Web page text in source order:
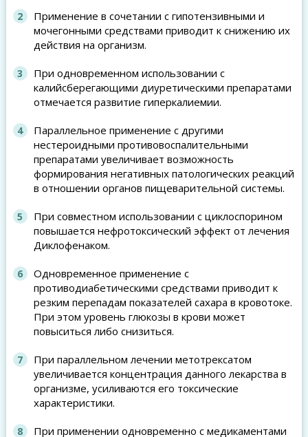
Применение в сочетании с гипотензивными и
мочегонными средствами приводит к снижению их
действия на организм.
При одновременном использовании с
калийсберегающими диуретическими препаратами
отмечается развитие гиперкалиемии.
Параллельное применение с другими
нестероидными противовоспалительными
препаратами увеличивает возможность
формирования негативных патологических реакций
в отношении органов пищеварительной системы.
При совместном использовании с циклоспорином
повышается нефротоксический эффект от лечения
Диклофенаком.
Одновременное применение с
противодиабетическими средствами приводит к
резким перепадам показателей сахара в кровотоке.
При этом уровень глюкозы в крови может
повыситься либо снизиться.
При параллельном лечении метотрексатом
увеличивается концентрация данного лекарства в
организме, усиливаются его токсические
характеристики.
При применении одновременно с медикаментами